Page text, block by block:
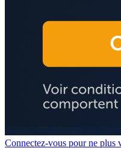
Connectez-vous pour ne plus